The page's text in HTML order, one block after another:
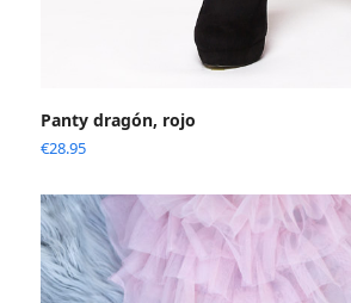
Panty dragón, rojo
€28.95